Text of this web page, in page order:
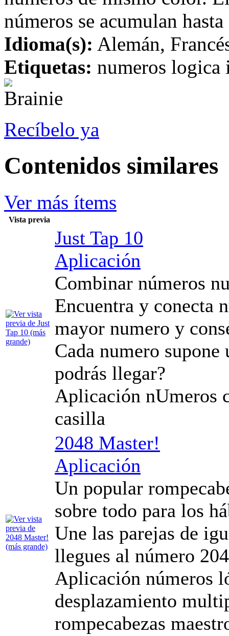
números se acumulan
Idioma(s): Alemán,
Etiquetas: numeros logica
Recíbelo ya
Contenidos similares
Ver más ítems
Vista previa
Just Tap 10
Aplicación
Combinar números
Encuentra y conecta
mayor numero y
Cada numero
podrás llegar?
Aplicación nUmeros
casilla
2048 Master!
Aplicación
Un popular
sobre todo para los
Une las parejas de
llegues al número
Aplicación números
desplazamiento
rompecabezas